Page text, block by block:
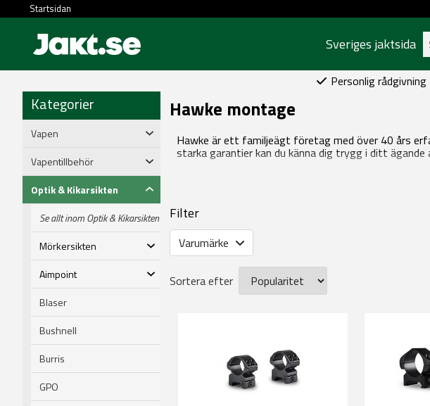
Startsidan
Sveriges jaktsida
Personlig rådgivning
Kategorier
Vapen
Vapentillbehör
Optik & Kikarsikten
Se allt inom Optik & Kikarsikten
Mörkersikten
Aimpoint
Blaser
Bushnell
Burris
GPO
Hawke montage
Hawke är ett familjeägt företag med över 40 års
starka garantier kan du känna dig trygg i ditt
Filter
Varumärke
Sortera efter